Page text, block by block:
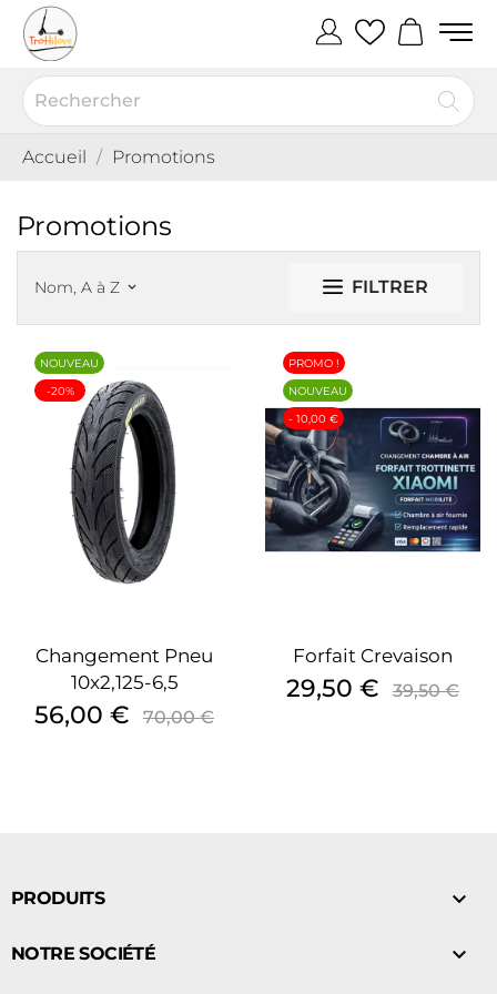
Accueil Promotions
Promotions
Nom, A à Z keyboard_arrow_down FILTRER
Changement Pneu
10x2,125-6,5
Prix
56,00 € Prix
70,00 €
NOUVEAU
-20%
Forfait Crevaison
Prix
29,50 € Prix
39,50 €
PROMO !
NOUVEAU
- 10,00 €
PRODUITS 
NOTRE SOCIÉTÉ 